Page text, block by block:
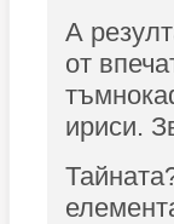
А
от
ириси.